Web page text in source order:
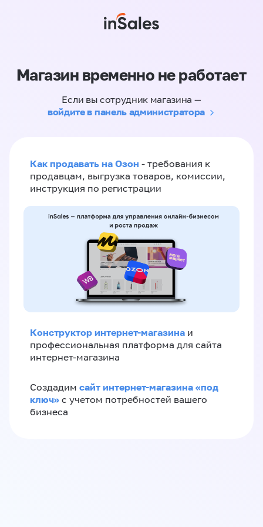
Магазин временно не работает
Если вы сотрудник магазина —
войдите в панель администратора
Как продавать на Озон - требования к
продавцам, выгрузка товаров, комиссии,
инструкция по регистрации
Конструктор интернет-магазина и
профессиональная платформа для сайта
интернет-магазина
Создадим сайт интернет-магазина «под
ключ» с учетом потребностей вашего
бизнеса